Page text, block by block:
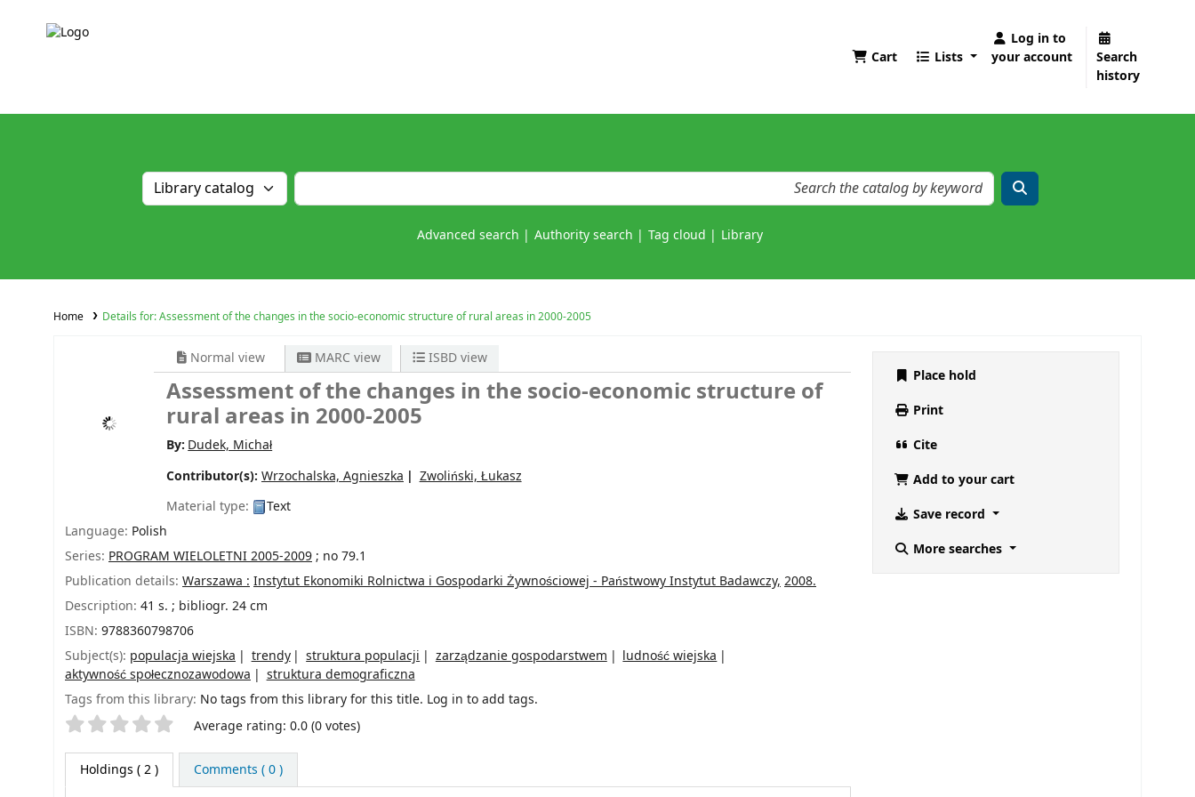
Cart Lists
Log in to
your account
Search
history
Advanced search Authority search Tag cloud Library
Home Details for:Assessment of the changes in the socio-economic structure of rural areas in 2000-2005
Normal view MARC view ISBD view
Assessment of the changes in the socio-economic structure of
rural areas in 2000-2005
By:Dudek, Michał
Contributor(s): Wrzochalska, Agnieszka
Zwoliński, Łukasz
Material type:
Text
Language: Polish
Series: PROGRAM WIELOLETNI 2005-2009; no 79.1
Publication details: Warszawa : Instytut Ekonomiki Rolnictwa i Gospodarki Żywnościowej - Państwowy Instytut Badawczy, 2008.
Description: 41 s. ; bibliogr. 24 cm
ISBN: 9788360798706
Subject(s): populacja wiejska trendy struktura populacji zarządzanie gospodarstwem
ludność wiejska
aktywność społecznozawodowa
struktura demograficzna
Tags from this library: No tags from this library for this title. Log in to add tags.
Star ratings Average rating: 0.0 (0 votes)
Holdings ( 2 ) Comments ( 0 )
Place hold
Print
Cite
Add to your cart
Save record
More searches